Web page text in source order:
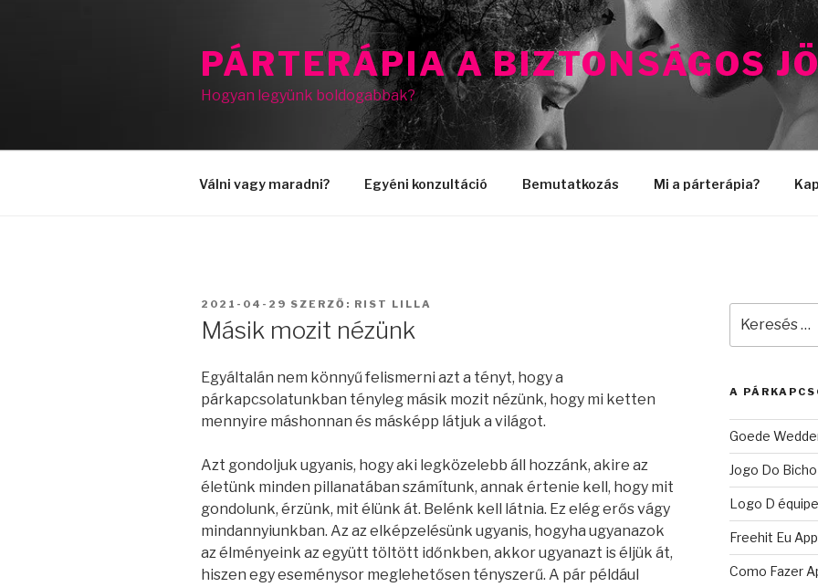
PÁRTERÁPIA A BIZTONSÁGOS
Hogyan legyünk boldogabbak?
Válni vagy maradni? Egyéni konzultáció Bemutatkozás Mi a párterápia?
BEKÜLDVE:
2021-04-29 SZERZŐ: RIST LILLA
Másik mozit nézünk
Egyáltalán nem könnyű felismerni azt a tényt, hogy a
párkapcsolatunkban tényleg másik mozit nézünk, hogy mi ketten
mennyire máshonnan és másképp látjuk a világot.
Azt gondoljuk ugyanis, hogy aki legközelebb áll hozzánk, akire az
életünk minden pillanatában számítunk, annak értenie kell, hogy mit
gondolunk, érzünk, mit élünk át. Belénk kell látnia. Ez elég erős vágy
mindannyiunkban. Az az elképzelésünk ugyanis, hogyha ugyanazok
az élményeink az együtt töltött időnkben, akkor ugyanazt is éljük át,
hiszen egy eseménysor meglehetősen tényszerű. A pár például
következő
A
Goede
Jogo Do
Logo D
Freehit Eu App
Como Fazer